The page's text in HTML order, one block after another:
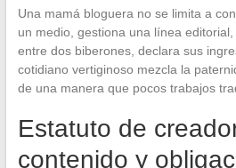
Una mamá bloguera no se limita a
un medio, gestiona una línea
entre dos biberones, declara sus
cotidiano vertiginoso mezcla la
de una manera que pocos trabajos
Estatuto de
contenido y